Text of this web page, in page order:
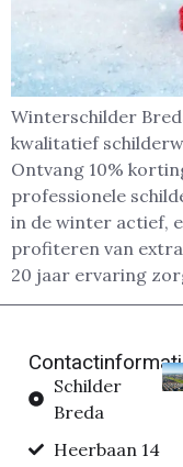
Winterschilder
kwalitatief
Ontvang 10%
professionele
in de winter actief,
profiteren van
20 jaar ervaring
Schilder
Breda
Heerbaan 14